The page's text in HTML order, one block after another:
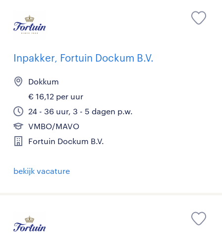
Inpakker, Fortuin Dockum B.V.
Dokkum
€ 16,12 per uur
24 - 36 uur, 3 - 5 dagen p.w.
VMBO/MAVO
Fortuin Dockum B.V.
bekijk vacature